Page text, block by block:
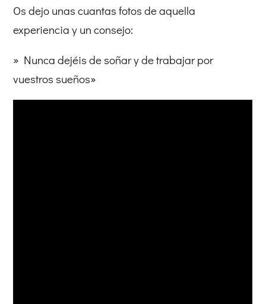
Os dejo unas cuantas fotos de aquella
experiencia y un consejo:
» Nunca dejéis de soñar y de trabajar por
vuestros sueños»